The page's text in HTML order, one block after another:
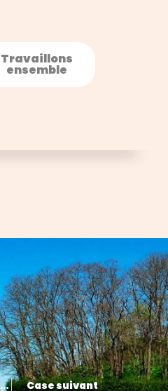
Travaillons
ensemble
Case précédent
Case suivant